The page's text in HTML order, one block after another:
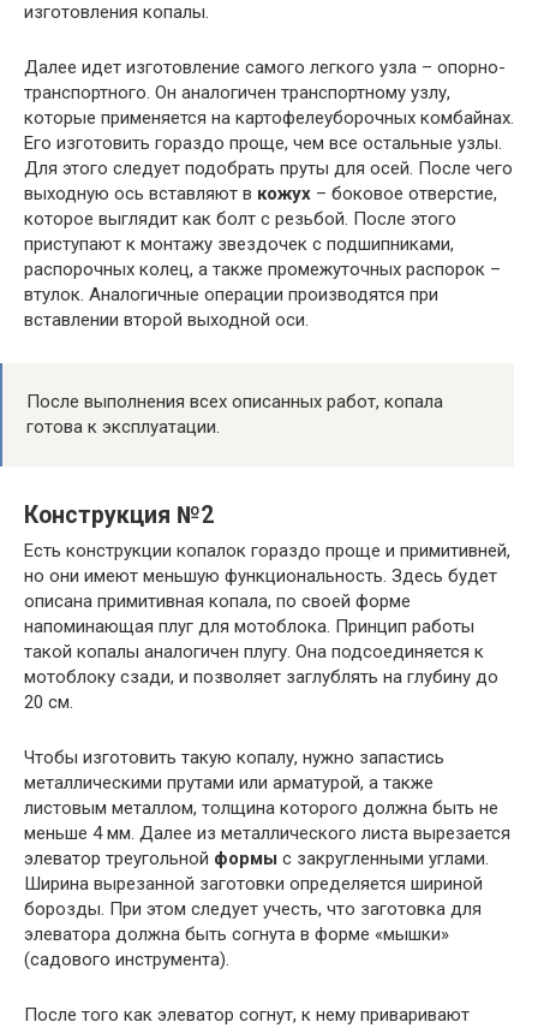
изготовления копалы.
Далее идет изготовление самого легкого узла – опорно-
транспортного. Он аналогичен транспортному узлу,
которые применяется на картофелеуборочных комбайнах.
Его изготовить гораздо проще, чем все остальные узлы.
Для этого следует подобрать пруты для осей. После чего
выходную ось вставляют в кожух – боковое отверстие,
которое выглядит как болт с резьбой. После этого
приступают к монтажу звездочек с подшипниками,
распорочных колец, а также промежуточных распорок –
втулок. Аналогичные операции производятся при
вставлении второй выходной оси.
После выполнения всех описанных работ, копала
готова к эксплуатации.
Конструкция №2
Есть конструкции копалок гораздо проще и примитивней,
но они имеют меньшую функциональность. Здесь будет
описана примитивная копала, по своей форме
напоминающая плуг для мотоблока. Принцип работы
такой копалы аналогичен плугу. Она подсоединяется к
мотоблоку сзади, и позволяет заглублять на глубину до
20 см.
Чтобы изготовить такую копалу, нужно запастись
металлическими прутами или арматурой, а также
листовым металлом, толщина которого должна быть не
меньше 4 мм. Далее из металлического листа вырезается
элеватор треугольной формы с закругленными углами.
Ширина вырезанной заготовки определяется шириной
борозды. При этом следует учесть, что заготовка для
элеватора должна быть согнута в форме «мышки»
(садового инструмента).
После того как элеватор согнут, к нему приваривают